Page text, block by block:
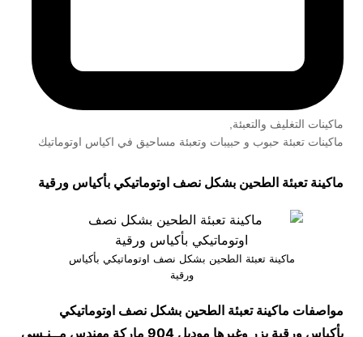
ماكينات التغليف والتعبئة,
ماكينات تعبئة حبوب و حبيبات وتعبئة مساحيق في اكياس اوتوماتيك
ماكينة تعبئة الطحين بشكل نصف اوتوماتيكي بأكياس ورقية
ماكينة تعبئة الطحين بشكل نصف اوتوماتيكي بأكياس
ورقية
مواصفات ماكينة تعبئة الطحين بشكل نصف اوتوماتيكي
بأكياس ورقية بزر وغيرها موديل 904 ماركة مهندس مــنـسى